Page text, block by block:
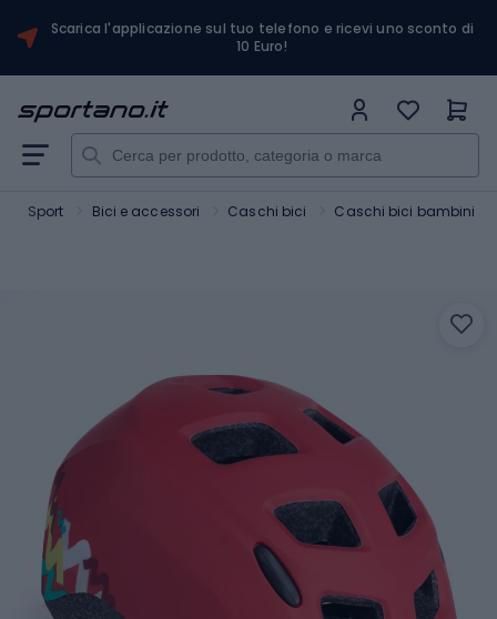
Scarica l'applicazione sul tuo telefono e ricevi uno sconto di
10 Euro!
Sport Bici e accessori Caschi bici Caschi bici bambini